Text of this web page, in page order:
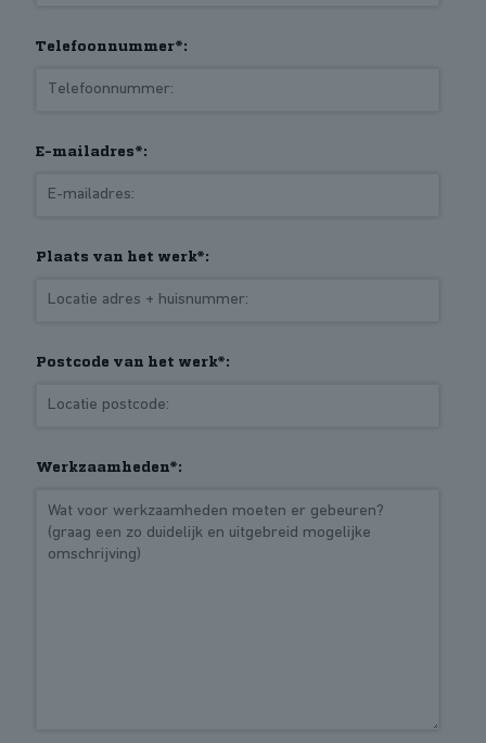
Telefoonnummer*:
E-mailadres*:
Plaats van het werk*:
Postcode van het werk*:
Werkzaamheden*: